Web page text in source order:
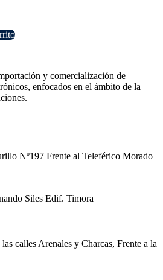
y comercialización de
enfocados en el ámbito de la
Nº197 Frente al Teleférico Morado
Siles Edif. Timora
calles Arenales y Charcas, Frente a la